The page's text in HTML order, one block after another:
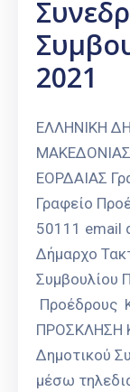
2021
ΕΛΛΗΝΙΚΗ
ΕΟΡΔΑΙΑΣ
Γραφείο
50111 email
Δήμαρχο
Συμβουλίου
Προέδρους
ΠΡΟΣΚΛΗΣΗ
Δημοτικού
μέσω